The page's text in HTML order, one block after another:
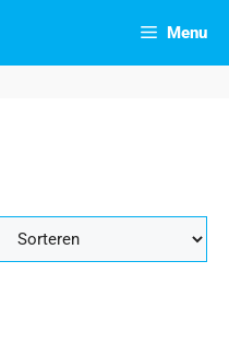
Menu